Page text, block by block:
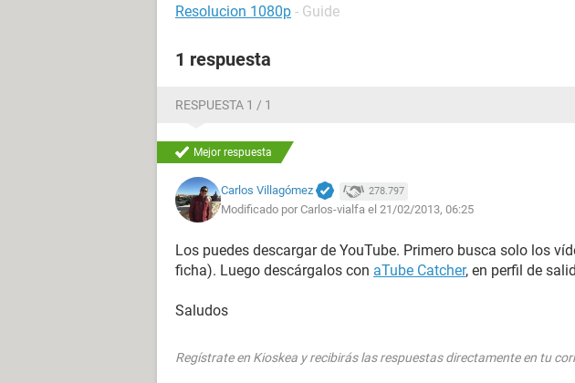
Resolucion 1080p - Guide
1 respuesta
RESPUESTA 1 / 1
Mejor respuesta
Carlos Villagómez 278.797
Modificado por Carlos-vialfa el 21/02/2013, 06:25
Los puedes descargar de YouTube. Primero busca solo los
ficha). Luego descárgalos con aTube Catcher, en perfil de
Saludos
Regístrate en Kioskea y recibirás las respuestas directamente en tu